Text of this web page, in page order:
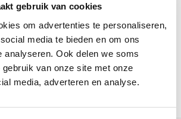
gebruik van cookies
om advertenties te personaliseren,
media te bieden en om ons
analyseren. Ook delen we soms
van onze site met onze
media, adverteren en analyse.
Acetaat
Rechthoekig